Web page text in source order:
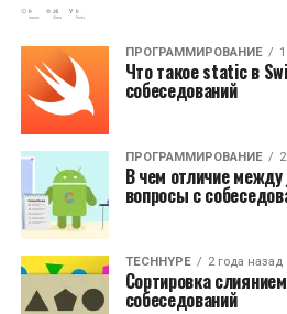
ПРОГРАММИРОВАНИЕ
Что такое static в
собеседований
ПРОГРАММИРОВАНИЕ
В чем отличие
вопросы с
TECHHYPE 2 года назад
Сортировка
собеседований